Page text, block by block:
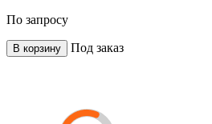
По запросу
В корзину Под заказ